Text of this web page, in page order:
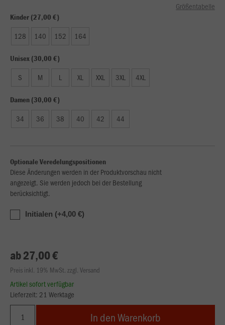
Größentabelle
Kinder (27,00 €)
128 140 152 164
Unisex (30,00 €)
S M L XL XXL 3XL 4XL
Damen (30,00 €)
34 36 38 40 42 44
Optionale Veredelungspositionen
Diese Änderungen werden in der Produktvorschau nicht
angezeigt. Sie werden jedoch bei der Bestellung
berücksichtigt.
Initialen (+4,00 €)
ab 27,00 €
Preis inkl. 19% MwSt. zzgl. Versand
Artikel sofort verfügbar
Lieferzeit: 21 Werktage
In den Warenkorb